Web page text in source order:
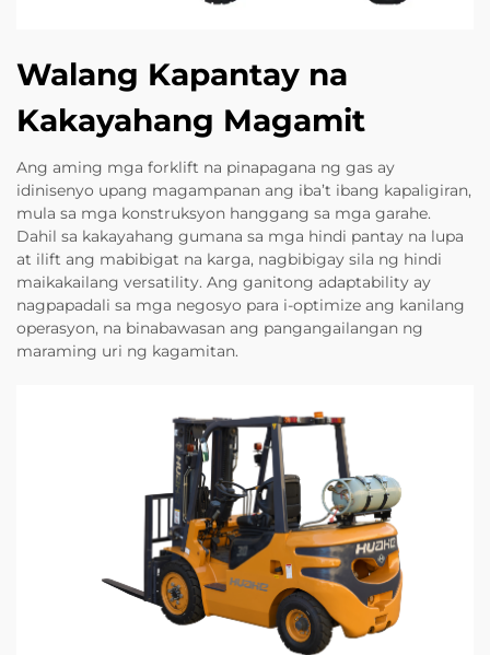
Walang Kapantay na
Kakayahang Magamit
Ang aming mga forklift na pinapagana ng gas ay
idinisenyo upang magampanan ang iba’t ibang kapaligiran,
mula sa mga konstruksyon hanggang sa mga garahe.
Dahil sa kakayahang gumana sa mga hindi pantay na lupa
at ilift ang mabibigat na karga, nagbibigay sila ng hindi
maikakailang versatility. Ang ganitong adaptability ay
nagpapadali sa mga negosyo para i-optimize ang kanilang
operasyon, na binabawasan ang pangangailangan ng
maraming uri ng kagamitan.